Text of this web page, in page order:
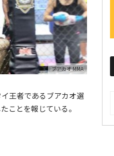
ブアカオ MMA
王者であるブアカオ選
ことを報じている。